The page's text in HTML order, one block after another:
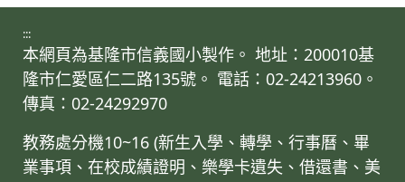
:::
本網頁為基隆市信義國小製作。 地址：200010基
隆市仁愛區仁二路135號。 電話：02-24213960。
傳真：02-24292970
教務處分機10~16 (新生入學、轉學、行事曆、畢
業事項、在校成績證明、樂學卡遺失、借還書、美